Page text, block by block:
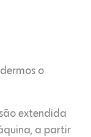
o
extendida
a partir